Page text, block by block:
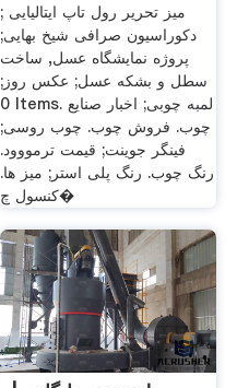
میز تحریر رول تاپ ایتالیایی ;
دکوراسیون صرافی شیخ بهایی;
پروژه نمایشگاه عسل, ساخت
سطل و بشکه عسل; عکس روز;
0 Items. لمبه چوبی; اخبار صنایع
چوب. فروش چوب. چوب روسی;
فینگر جوینت; قیمت ترمووود.
رنگ چوب. رنگ پلی استر; میز ها.
کنسول چ�